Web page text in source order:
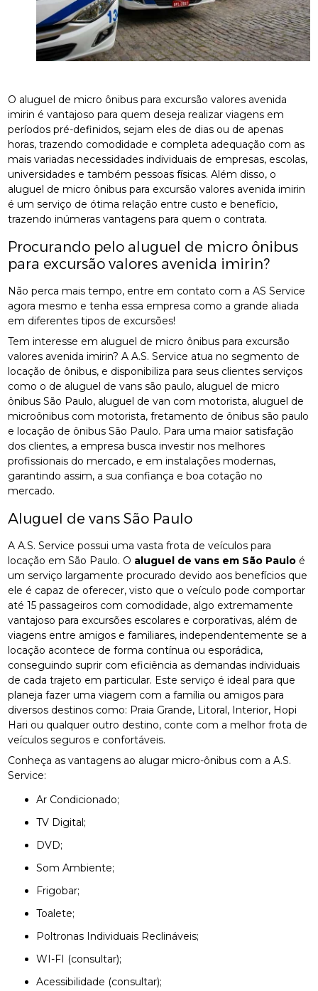
O aluguel de micro ônibus para excursão valores avenida
imirin é vantajoso para quem deseja realizar viagens em
períodos pré-definidos, sejam eles de dias ou de apenas
horas, trazendo comodidade e completa adequação com as
mais variadas necessidades individuais de empresas, escolas,
universidades e também pessoas físicas. Além disso, o
aluguel de micro ônibus para excursão valores avenida imirin
é um serviço de ótima relação entre custo e benefício,
trazendo inúmeras vantagens para quem o contrata.
Procurando pelo aluguel de micro ônibus
para excursão valores avenida imirin?
Não perca mais tempo, entre em contato com a AS Service
agora mesmo e tenha essa empresa como a grande aliada
em diferentes tipos de excursões!
Tem interesse em aluguel de micro ônibus para excursão
valores avenida imirin? A A.S. Service atua no segmento de
locação de ônibus, e disponibiliza para seus clientes serviços
como o de aluguel de vans são paulo, aluguel de micro
ônibus São Paulo, aluguel de van com motorista, aluguel de
microônibus com motorista, fretamento de ônibus são paulo
e locação de ônibus São Paulo. Para uma maior satisfação
dos clientes, a empresa busca investir nos melhores
profissionais do mercado, e em instalações modernas,
garantindo assim, a sua confiança e boa cotação no
mercado.
Aluguel de vans São Paulo
A A.S. Service possui uma vasta frota de veículos para
locação em São Paulo. O aluguel de vans em São Paulo é
um serviço largamente procurado devido aos benefícios que
ele é capaz de oferecer, visto que o veículo pode comportar
até 15 passageiros com comodidade, algo extremamente
vantajoso para excursões escolares e corporativas, além de
viagens entre amigos e familiares, independentemente se a
locação acontece de forma contínua ou esporádica,
conseguindo suprir com eficiência as demandas individuais
de cada trajeto em particular. Este serviço é ideal para que
planeja fazer uma viagem com a família ou amigos para
diversos destinos como: Praia Grande, Litoral, Interior, Hopi
Hari ou qualquer outro destino, conte com a melhor frota de
veículos seguros e confortáveis.
Conheça as vantagens ao alugar micro-ônibus com a A.S.
Service:
Ar Condicionado;
TV Digital;
DVD;
Som Ambiente;
Frigobar;
Toalete;
Poltronas Individuais Reclináveis;
WI-FI (consultar);
Acessibilidade (consultar);